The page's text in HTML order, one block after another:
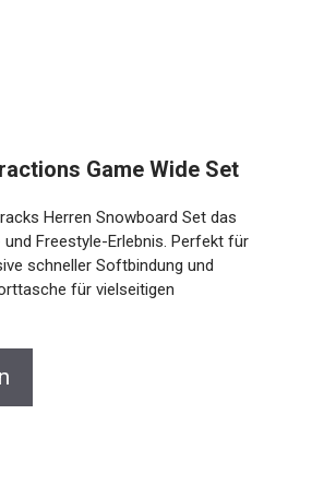
Game Wide Set
Herren Snowboard Set das
Freestyle-Erlebnis. Perfekt
schneller Softbindung und
für vielseitigen